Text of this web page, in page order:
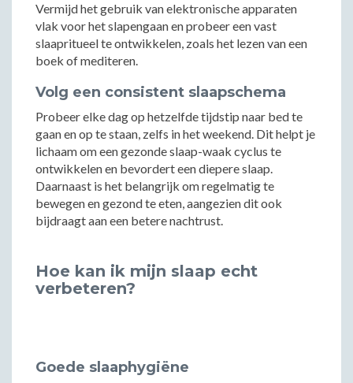
Vermijd het gebruik van elektronische apparaten
vlak voor het slapengaan en probeer een vast
slaapritueel te ontwikkelen, zoals het lezen van een
boek of mediteren.
Volg een consistent slaapschema
Probeer elke dag op hetzelfde tijdstip naar bed te
gaan en op te staan, zelfs in het weekend. Dit helpt je
lichaam om een gezonde slaap-waak cyclus te
ontwikkelen en bevordert een diepere slaap.
Daarnaast is het belangrijk om regelmatig te
bewegen en gezond te eten, aangezien dit ook
bijdraagt aan een betere nachtrust.
Hoe kan ik mijn slaap echt
verbeteren?
Goede slaaphygiëne